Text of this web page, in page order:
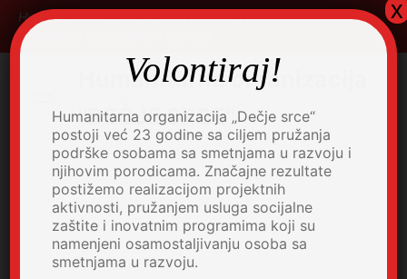
Skip
to
content
Humanitarna organizacija za pružanje podrške osobama sa
smetnjama u mentalnom razvoju.
Humanitarna organizacija
"DEČJE SRCE"
Volontiraj!
Humanitarna organizacija „Dečje srce“
postoji već 23 godine sa ciljem pružanja
podrške osobama sa smetnjama u razvoju i
njihovim porodicama. Značajne rezultate
postižemo realizacijom projektnih
aktivnosti, pružanjem usluga socijalne
zaštite i inovatnim programima koji su
namenjeni osamostaljivanju osoba sa
smetnjama u razvoju.
x